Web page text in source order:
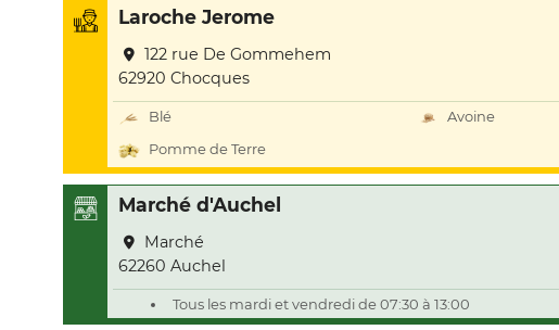
Laroche Jerome
122 rue De Gommehem
62920 Chocques
Blé
Avoine
Pomme de Terre
Marché d'Auchel
Marché
62260 Auchel
Tous les mardi et vendredi de 07:30 à 13:00